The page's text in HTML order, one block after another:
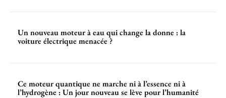
Un nouveau moteur à eau qui change la donne : la
voiture électrique menacée ?
Ce moteur quantique ne marche ni à l’essence ni à
l’hydrogène : Un jour nouveau se lève pour l’humanité